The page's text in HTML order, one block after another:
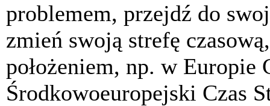
problemem, przejdź do
zmień swoją strefę
położeniem, np. w Europie
Środkowoeuropejski Czas